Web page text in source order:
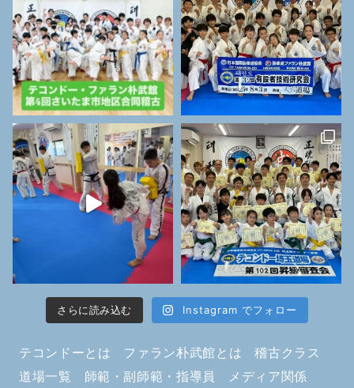
さらに読み込む Instagram でフォロー
テコンドーとは ファラン朴武館とは
稽古クラス
道場一覧
師範・副師範・指導員 メディア関係